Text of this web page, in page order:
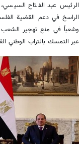
الرئيس عبد الفتاح
الراسخ في دعم القضية
وشعباً في منع تهجير الشعب
عبر التمسك بالتراب الوطني